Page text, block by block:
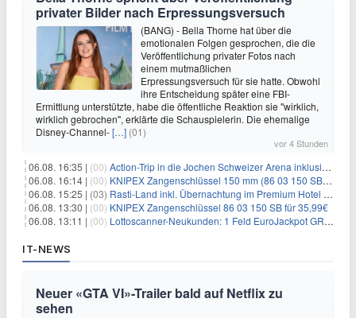
privater Bilder nach Erpressungsversuch
(BANG) - Bella Thorne hat über die
emotionalen Folgen gesprochen, die die
Veröffentlichung privater Fotos nach
einem mutmaßlichen
Erpressungsversuch für sie hatte. Obwohl
ihre Entscheidung später eine FBI-
Ermittlung unterstützte, habe die öffentliche Reaktion sie "wirklich,
wirklich gebrochen", erklärte die Schauspielerin. Die ehemalige
Disney-Channel-[…] (01)
vor 4 Stunden
06.08. 16:35 | (00) Action-Trip in die Jochen Schweizer Arena inklusive Premium Hotel und Frühstück ab 59€ p.P.
06.08. 16:14 | (00) KNIPEX Zangenschlüssel 150 mm (86 03 150 SB) für 35,99€
06.08. 15:25 | (03) Rasti-Land inkl. Übernachtung im Premium Hotel ab 69€ p.P.
06.08. 13:30 | (00) KNIPEX Zangenschlüssel 86 03 150 SB für 35,99€
06.08. 13:11 | (00) Lottoscanner-Neukunden: 1 Feld EuroJackpot GRATIS spielen
IT-NEWS
Neuer «GTA VI»-Trailer bald auf Netflix zu
sehen